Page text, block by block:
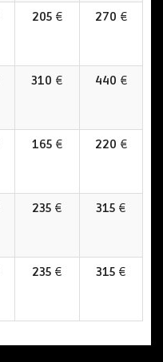
205€ 270 €
310 € 440 €
165€ 220 €
235 € 315 €
235 € 315 €